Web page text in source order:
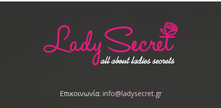
Επικοινωνία: info@ladysecret.gr